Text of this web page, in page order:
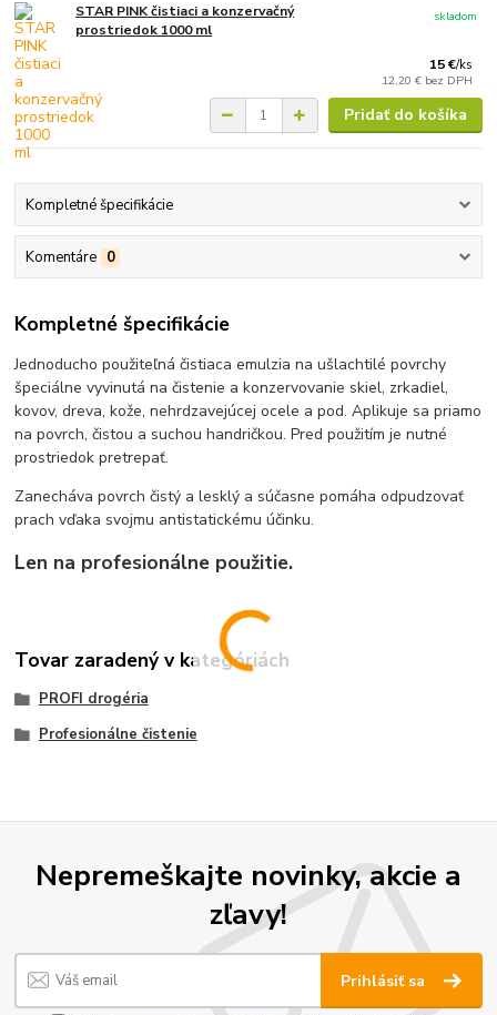
STAR PINK čistiaci a konzervačný
prostriedok 1000 ml
15 €/ks
12,20 € bez DPH
skladom
Pridať do košíka
Kompletné špecifikácie
Komentáre 0
Kompletné špecifikácie
Jednoducho použiteľná čistiaca emulzia na ušlachtilé povrchy
špeciálne vyvinutá na čistenie a konzervovanie skiel, zrkadiel,
kovov, dreva, kože, nehrdzavejúcej ocele a pod. Aplikuje sa priamo
na povrch, čistou a suchou handričkou. Pred použitím je nutné
prostriedok pretrepať.
Zanecháva povrch čistý a lesklý a súčasne pomáha odpudzovať
prach vďaka svojmu antistatickému účinku.
Len na profesionálne použitie.
Tovar zaradený v kategóriách
PROFI drogéria
Profesionálne čistenie
Nepremeškajte novinky, akcie a
zľavy!
Prihlásiť sa